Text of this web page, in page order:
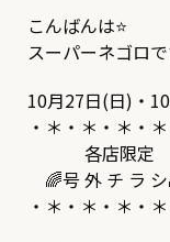
こんばんは⭐
スーパーネゴロ
10月27日(日)・
・＊・＊・＊・
各店限定
🌈号 外 チ ラ
・＊・＊・＊・